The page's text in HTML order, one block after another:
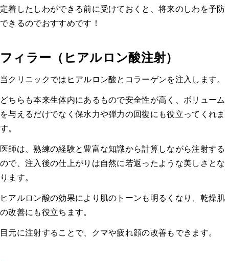
定着したしわができる前に受けておくと、将来のしわを予防
できるのでおすすめです！
フィラー（ヒアルロン酸注射）
当クリニックではヒアルロン酸とコラーゲンを注入します。
どちらも本来生体内にあるもので安全性が高く、ボリューム
を与えるだけでなく保水力や弾力の回復にも役立ってくれま
す。
医師は、熟練の経験と豊富な知識から計算しながら注射する
ので、注入後の仕上がりは自然に若返ったような美しさとな
ります。
ヒアルロン酸の効果により肌のトーンも明るくなり、乾燥肌
の改善にも役立ちます。
目元に注射することで、クマや疲れ顔の改善もできます。